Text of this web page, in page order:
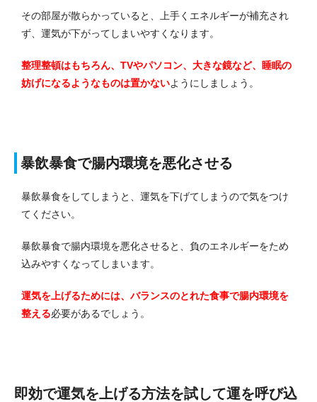
その部屋が散らかっていると、上手くエネルギーが補充され
ず、運気が下がってしまいやすくなります。
整理整頓はもちろん、TVやパソコン、大きな鏡など、睡眠の
妨げになるようなものは置かないようにしましょう。
暴飲暴食で腸内環境を悪化させる
暴飲暴食をしてしまうと、運気を下げてしまうので気をつけ
てください。
暴飲暴食で腸内環境を悪化させると、負のエネルギーをため
込みやすくなってしまいます。
運気を上げるためには、バランスのとれた食事で腸内環境を
整える必要があるでしょう。
即効で運気を上げる方法を試して運を呼び込